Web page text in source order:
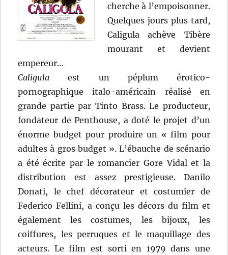
cherche à l’empoisonner.
Quelques jours plus tard,
Caligula achève Tibère
mourant et devient
empereur…
Caligula est un péplum érotico-
pornographique italo-américain réalisé en
grande partie par Tinto Brass. Le producteur,
fondateur de Penthouse, a doté le projet d’un
énorme budget pour produire un « film pour
adultes à gros budget ». L’ébauche de scénario
a été écrite par le romancier Gore Vidal et la
distribution est assez prestigieuse. Danilo
Donati, le chef décorateur et costumier de
Federico Fellini, a conçu les décors du film et
également les costumes, les bijoux, les
coiffures, les perruques et le maquillage des
acteurs. Le film est sorti en 1979 dans une